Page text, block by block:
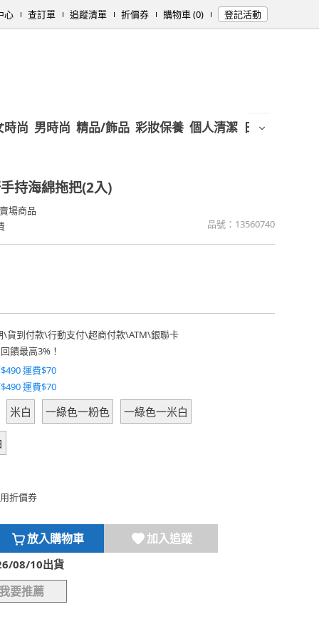
心 查訂單 追蹤清單 折價券 購物車 (0) 登記活動
時尚 男時尚 精品/飾品 彩妝保養 個人清潔 日用/紙品
持海綿拖把(2入)
場商品
品號： 13560740
\貨到付款\行動支付\超商付款\ATM\銀聯卡
饋最高3%！
運費$70
運費$70
米白 一綠色一粉色 一綠色一米白
折價券
放入購物車 加入追蹤
08/10出貨
要推薦